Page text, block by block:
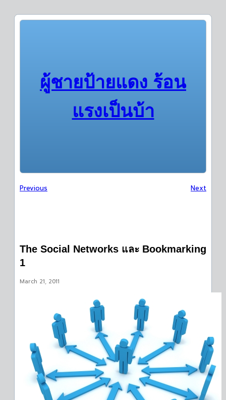
ผู้ชายป้ายแดง ร้อน
แรงเป็นบ้า
Previous Next
The Social Networks และ Bookmarking
1
March 21, 2011